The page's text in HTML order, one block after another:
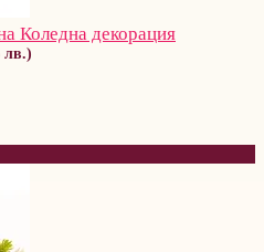
Коледна декорация
лв.)